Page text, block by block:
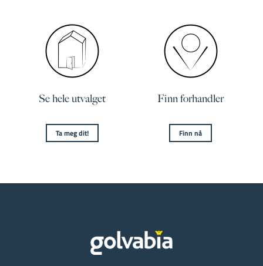
Se hele utvalget
Ta meg dit!
Finn forhandler
Finn nå